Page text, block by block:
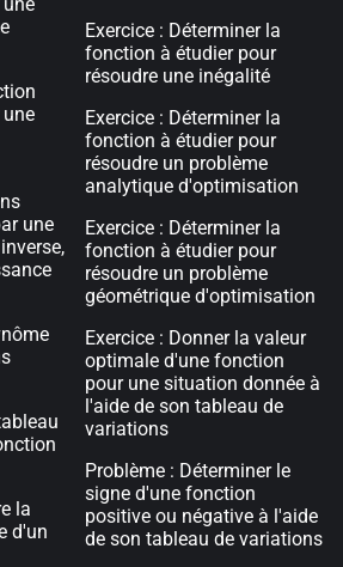
une
la
d'un
Exercice : Déterminer la
fonction à étudier pour
résoudre une inégalité
Exercice : Déterminer la
fonction à étudier pour
résoudre un problème
analytique d'optimisation
Exercice : Déterminer la
fonction à étudier pour
résoudre un problème
géométrique d'optimisation
Exercice : Donner la valeur
optimale d'une fonction
pour une situation donnée à
l'aide de son tableau de
variations
Problème : Déterminer le
signe d'une fonction
positive ou négative à l'aide
de son tableau de variations